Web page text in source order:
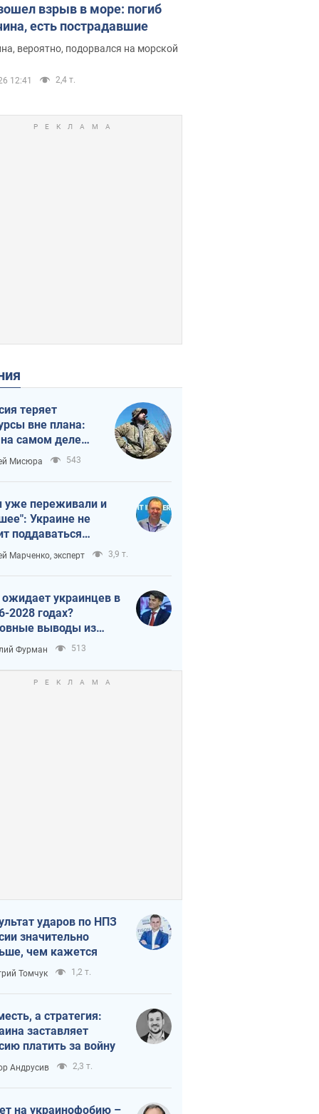
взрыв в море: погиб
есть пострадавшие
вероятно, подорвался на морской
12:41 2,4 т.
теряет
вне плана:
на самом деле
темп войны
Мисюра 543
переживали и
Украине не
поддаваться
из-за
террора
Марченко, эксперт 3,9 т.
ожидает украинцев в
2028 годах?
выводы из
прогнозов от НБУ
Фурман 513
ударов по НПЗ
значительно
чем кажется
Томчук 1,2 т.
а стратегия:
заставляет
платить за войну
Андрусив 2,3 т.
на украинофобию –